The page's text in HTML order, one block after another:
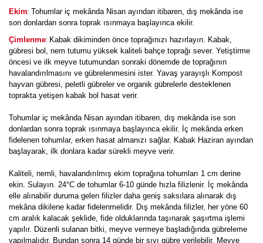
Ekim: Tohumlar iç mekânda Nisan ayından itibaren, dış mekânda ise
son donlardan sonra toprak ısınmaya başlayınca ekilir.
Çimlenme: Kabak dikiminden önce toprağınızı hazırlayın. Kabak,
gübresi bol, nem tutumu yüksek kaliteli bahçe toprağı sever. Yetiştirme
öncesi ve ilk meyve tutumundan sonraki dönemde de toprağının
havalandırılmasını ve gübrelenmesini ister. Yavaş yarayışlı Kompost
hayvan gübresi, peletli gübreler ve organik gübrelerle desteklenen
toprakta yetişen kabak bol hasat verir.
Tohumlar iç mekânda Nisan ayından itibaren, dış mekânda ise son
donlardan sonra toprak ısınmaya başlayınca ekilir. İç mekânda erken
fidelenen tohumlar, erken hasat almanızı sağlar. Kabak Haziran ayından
başlayarak, ilk donlara kadar sürekli meyve verir.
Kaliteli, nemli, havalandırılmış ekim toprağına tohumları 1 cm derine
ekin. Sulayın. 24°C de tohumlar 6-10 günde hızla filizlenir. İç mekânda
elle alınabilir duruma gelen filizler daha geniş saksılara alınarak dış
mekâna dikilene kadar fidelenmelidir. Dış mekânda filizler, her yöne 60
cm aralık kalacak şeklide, fide olduklarında taşınarak şaşırtma işlemi
yapılır. Düzenli sulanan bitki, meyve vermeye başladığında gübreleme
yapılmalıdır. Bundan sonra 14 günde bir sıvı gübre verilebilir. Meyve